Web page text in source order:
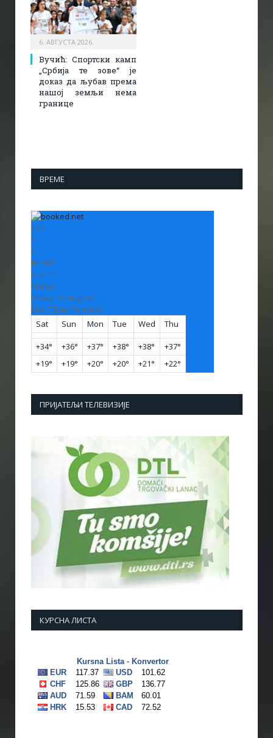
6. АВГУСТА 2026.
Вучић: Спортски камп
„Србија те зове“ је
доказ да љубав према
нашој земљи нема
границе
ВРЕМЕ
+33
°
C
H: +33°
L: +21°
Vranje
Friday, 07 August
See 7-Day Forecast
Sat
Sun Mon Tue Wed Thu
+34° +36° +37° +38° +38° +37°
+19° +19° +20° +20° +21° +22°
ПРИЈАТЕЉИ ТЕЛЕВИЗИЈЕ
КУРСНА ЛИСТА